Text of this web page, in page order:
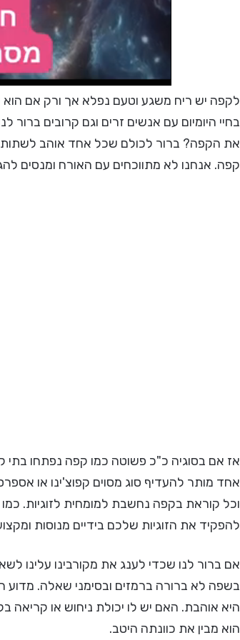
לקפה יש ריח משגע וטעם נפלא אך ורק אם הוא
בחיי היומיום עם אנשים זרים וגם קרובים
את הקפה? ברור לכולם שכל אחד אוהב
קפה. אנחנו לא מתווכחים עם האורח ומנסים
אז אם בסוגיה כ"כ פשוטה כמו קפה נפתחו
אחד מותר להעדיף סוג מסוים קפוצ'ינו או
וכל קוראת בקפה נחשבת למומחית לזוגיות.
להפקיד את הזוגיות שלכם בידיים מנוסות
אם ברור לנו שכדי לענג את מקורבינו עלינו
בשפה לא ברורה ברמזים ובסימני שאלה. מדוע
היא אוהבת. האם יש לו יכולת ניחוש או
הוא מבין את כוונתה היטב.